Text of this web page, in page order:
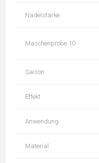
Nadelstärke
Maschenprobe 10
Saison
Effekt
Anwendung
Material